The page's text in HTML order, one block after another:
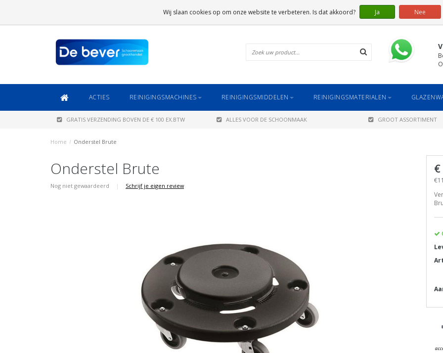
ACTIES REINIGINGSMACHINES REINIGINGSMIDDELEN REINIGINGSMATERIALEN
GRATIS VERZENDING BOVEN DE € 100 EX.BTW ALLES VOOR DE SCHOONMAAK GROOT ASSORTIMENT
Home / Onderstel Brute
Onderstel Brute
Nog niet gewaardeerd | Schrijf je eigen review
Wij slaan cookies op om onze website te verbeteren. Is dat akkoord? Ja Nee